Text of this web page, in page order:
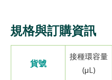
規格與訂購資訊
貨號
接種環容量
(μL)